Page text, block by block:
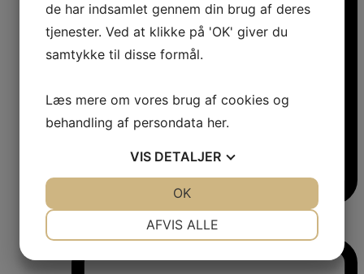
Vinkøleskabe
Vinkøleskabe
de har indsamlet gennem din brug af deres
tjenester. Ved at klikke på 'OK' giver du
samtykke til disse formål.
Læs mere om vores brug af cookies og
behandling af persondata her.
VIS DETALJER
AFVIS ALLE
OK